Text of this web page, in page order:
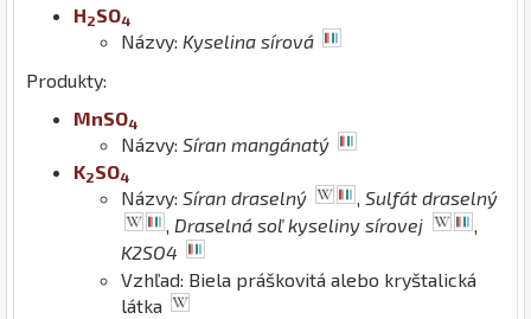
H2SO4
Názvy: Kyselina sírová
Produkty:
MnSO4
Názvy: Síran mangánatý
K2SO4
Názvy: Síran draselný , Sulfát draselný
, Draselná soľ kyseliny sírovej
,
K2SO4
Vzhľad: Biela práškovitá alebo kryštalická
látka